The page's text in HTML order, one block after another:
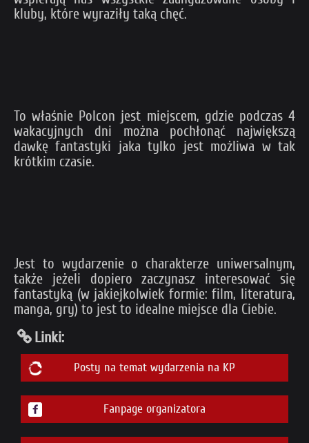
kluby, które wyraziły taką chęć.
To właśnie Polcon jest miejscem, gdzie podczas 4
wakacyjnych dni można pochłonąć największą
dawkę fantastyki jaka tylko jest możliwa w tak
krótkim czasie.
Jest to wydarzenie o charakterze uniwersalnym,
także jeżeli dopiero zaczynasz interesować się
fantastyką (w jakiejkolwiek formie: film, literatura,
manga, gry) to jest to idealne miejsce dla Ciebie.
Linki:
Posty na temat wydarzenia na KP
Fanpage organizatora